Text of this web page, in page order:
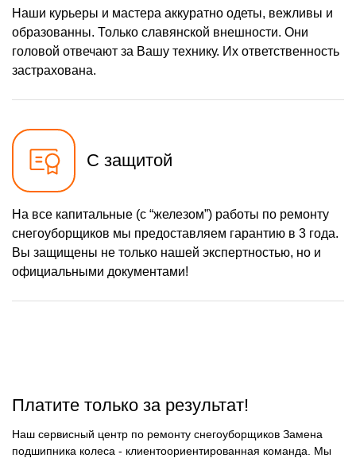
Замена кронштейна
трансмиссии
Заказать
Ремонт втулок колес
2500 р
Ремонт фрикционного
Ремонт редуктора
Замена катушки
зажигания
Замена глушителя Заказать
Замена подшипников
1100 р
Наши курьеры и мастера аккуратно одеты, вежливы и
образованны. Только славянской внешности. Они
головой отвечают за Вашу технику. Их ответственность
застрахована.
С защитой
На все капитальные (с “железом”) работы по ремонту
снегоуборщиков мы предоставляем гарантию в 3 года.
Вы защищены не только нашей экспертностью, но и
официальными документами!
Платите только за результат!
Наш сервисный центр по ремонту снегоуборщиков Замена
подшипника колеса - клиентоориентированная команда. Мы